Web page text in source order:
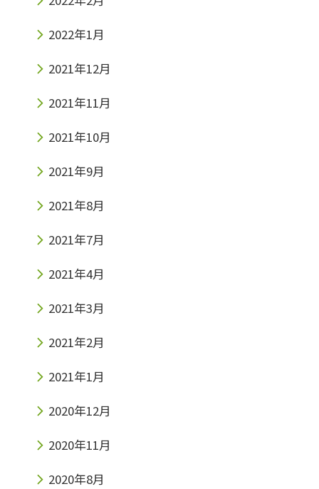
2022年1月
2021年12月
2021年11月
2021年10月
2021年9月
2021年8月
2021年7月
2021年4月
2021年3月
2021年2月
2021年1月
2020年12月
2020年11月
2020年8月